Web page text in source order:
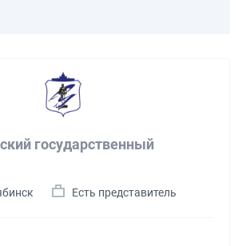
государственный
Есть представитель